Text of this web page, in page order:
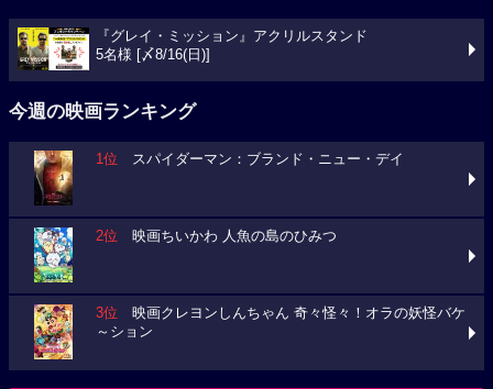
『グレイ・ミッション』アクリルスタンド
5名様 [〆8/16(日)]
今週の映画ランキング
1位 スパイダーマン：ブランド・ニュー・デイ
2位 映画ちいかわ 人魚の島のひみつ
3位 映画クレヨンしんちゃん 奇々怪々！オラの妖怪バケ
～ション